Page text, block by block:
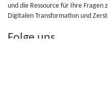
und die Ressource für Ihre Fragen
Digitalen Transformation und
Folge uns